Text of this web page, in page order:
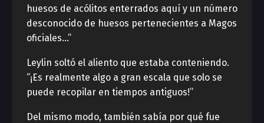
huesos de acólitos enterrados aquí y un número
desconocido de huesos pertenecientes a Magos
oficiales…”
Leylin soltó el aliento que estaba conteniendo.
“¡Es realmente algo a gran escala que solo se
puede recopilar en tiempos antiguos!”
Del mismo modo, también sabía por qué fue